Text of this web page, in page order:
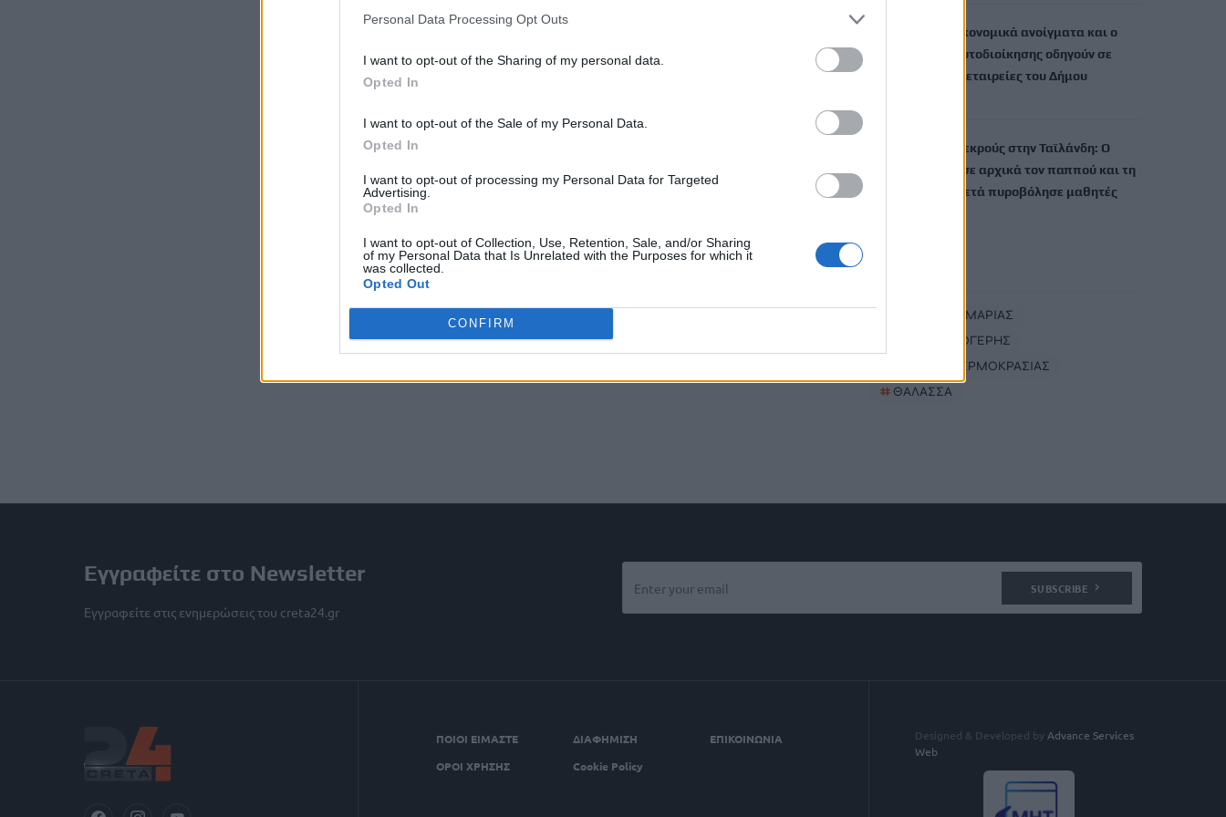
Personal Data Processing Opt Outs
I want to opt-out of the Sharing of my personal data.
Opted In
I want to opt-out of the Sale of my Personal Data.
Opted In
I want to opt-out of processing my Personal Data for Targeted
Advertising.
Opted In
I want to opt-out of Collection, Use, Retention, Sale, and/or Sharing
of my Personal Data that Is Unrelated with the Purposes for which it
was collected.
Opted Out
CONFIRM
Ηράκλειο: Τα οικονομικά ανοίγματα και ο
νέος Κώδικας Αυτοδιοίκησης οδηγούν σε
συγχώνευση τις εταιρείες του Δήμου
Μακελειό με 8 νεκρούς στην Ταϊλάνδη: Ο
δράστης σκότωσε αρχικά τον παππού και τη
γιαγιά του και μετά πυροβόλησε μαθητές
ΦΑΡΑΓΓΙ ΣΑΜΑΡΙΑΣ
ΝΙΚΟΣ ΚΑΛΟΓΕΡΗΣ
ΑΝΟΔΟΣ ΘΕΡΜΟΚΡΑΣΙΑΣ
# ΘΑΛΑΣΣΑ
Εγγραφείτε στο Newsletter
Εγγραφείτε στις ενημερώσεις του creta24.gr
SUBSCRIBE
ΠΟΙΟΙ ΕΙΜΑΣΤΕ ΔΙΑΦΗΜΙΣΗ
ΕΠΙΚΟΙΝΩΝΙΑ
ΟΡΟΙ ΧΡΗΣΗΣ
Cookie Policy
Designed & Developed by Advance Services
Web